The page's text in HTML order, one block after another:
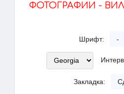
ФОТОГРАФИИ -
Шрифт: -
Закладка: